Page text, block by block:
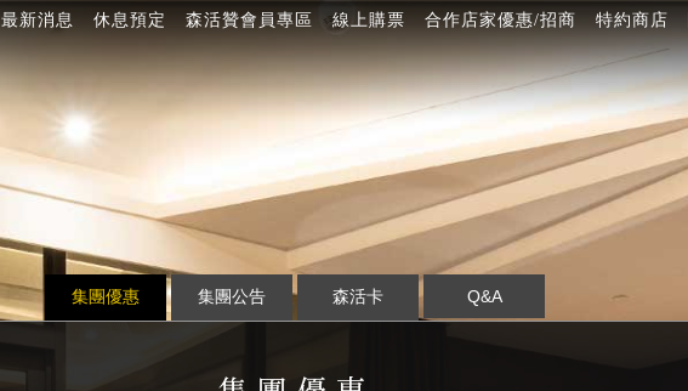
最新消息 休息預定 森活贊會員專區 線上購票 合作店家優惠/招商 特約商店
集團優惠 集團公告 森活卡 Q&A